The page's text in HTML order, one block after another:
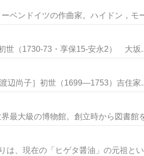
ドイツの作曲家。ハイドン，モー
世（1730-73・享保15-安永2） 大坂
辺尚子］初世（1699―1753）吉住家
最大級の博物館。創立時から図書館
は、現在の「ヒゲタ醤油」の元祖と